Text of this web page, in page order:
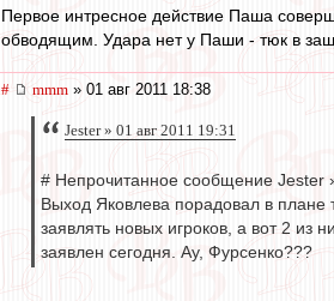
Первое интресное действие Паша
обводящим. Удара нет у Паши - тюк в
# mmm » 01 авг 2011 18:38
Jester » 01 авг 2011 19:31
# Непрочитанное сообщение Jester
Выход Яковлева порадовал в плане
заявлять новых игроков, а вот 2
заявлен сегодня. Ау, Фурсенко???